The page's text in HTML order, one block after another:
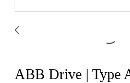
ABB Drive | Type